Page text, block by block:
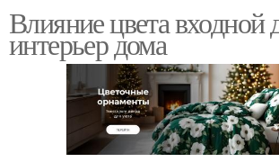
Влияние цвета входной
интерьер дома